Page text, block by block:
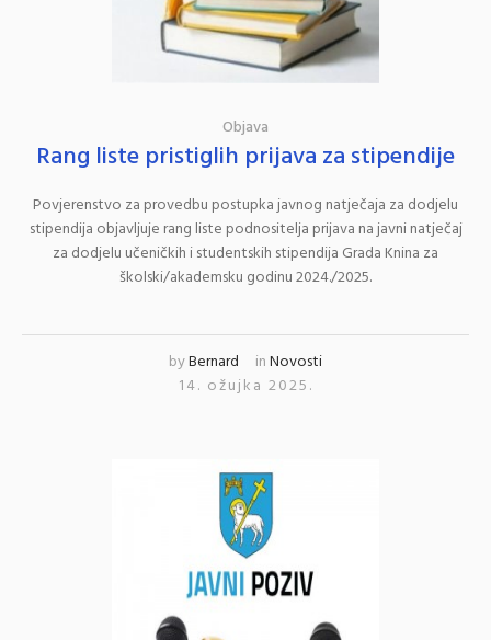
Objava
Rang liste pristiglih prijava za stipendije
Povjerenstvo za provedbu postupka javnog natječaja za dodjelu
stipendija objavljuje rang liste podnositelja prijava na javni natječaj
za dodjelu učeničkih i studentskih stipendija Grada Knina za
školski/akademsku godinu 2024./2025.
byBernard inNovosti
14. ožujka 2025.